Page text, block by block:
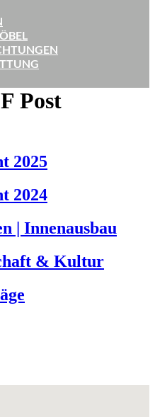
Post
2025
2024
| Innenausbau
& Kultur